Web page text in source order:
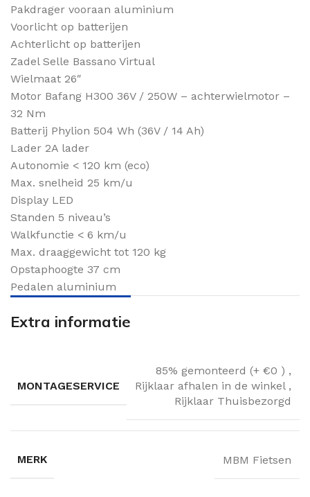
Pakdrager vooraan aluminium
Voorlicht op batterijen
Achterlicht op batterijen
Zadel Selle Bassano Virtual
Wielmaat 26″
Motor Bafang H300 36V / 250W – achterwielmotor –
32 Nm
Batterij Phylion 504 Wh (36V / 14 Ah)
Lader 2A lader
Autonomie < 120 km (eco)
Max. snelheid 25 km/u
Display LED
Standen 5 niveau’s
Walkfunctie < 6 km/u
Max. draaggewicht tot 120 kg
Opstaphoogte 37 cm
Pedalen aluminium
Extra informatie
MONTAGESERVICE
85% gemonteerd (+ €0 ) ,
Rijklaar afhalen in de winkel ,
Rijklaar Thuisbezorgd
MERK MBM Fietsen